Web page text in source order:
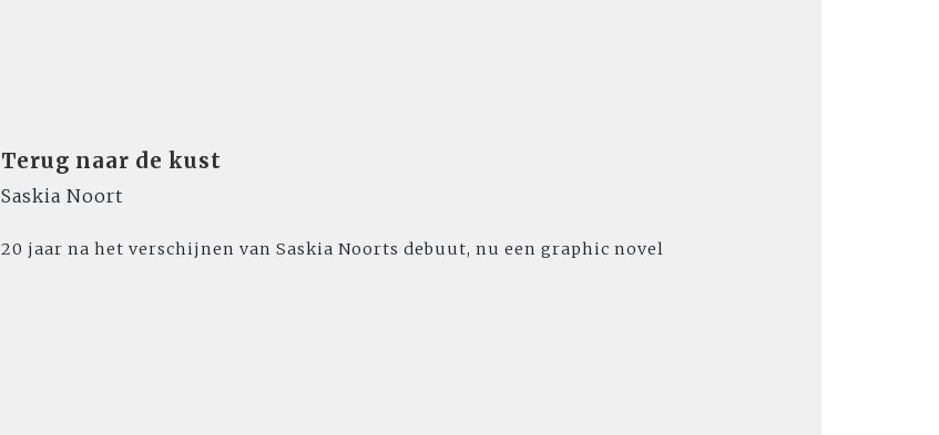
Terug naar de kust
Saskia Noort
20 jaar na het verschijnen van Saskia Noorts debuut, nu een graphic novel